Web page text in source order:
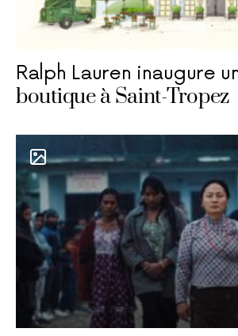
Ralph Lauren inaugure
boutique à Saint-Tropez